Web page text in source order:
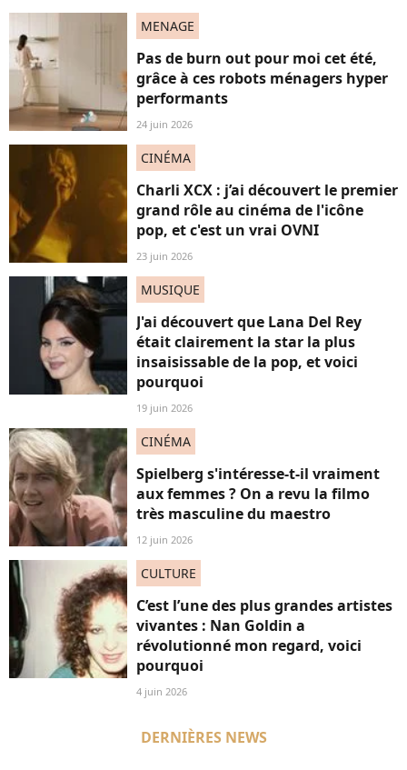
MENAGE
Pas de burn out pour moi cet été,
grâce à ces robots ménagers hyper
performants
24 juin 2026
CINÉMA
Charli XCX : j’ai découvert le premier
grand rôle au cinéma de l'icône
pop, et c'est un vrai OVNI
23 juin 2026
MUSIQUE
J'ai découvert que Lana Del Rey
était clairement la star la plus
insaisissable de la pop, et voici
pourquoi
19 juin 2026
CINÉMA
Spielberg s'intéresse-t-il vraiment
aux femmes ? On a revu la filmo
très masculine du maestro
12 juin 2026
CULTURE
C’est l’une des plus grandes artistes
vivantes : Nan Goldin a
révolutionné mon regard, voici
pourquoi
4 juin 2026
DERNIÈRES NEWS